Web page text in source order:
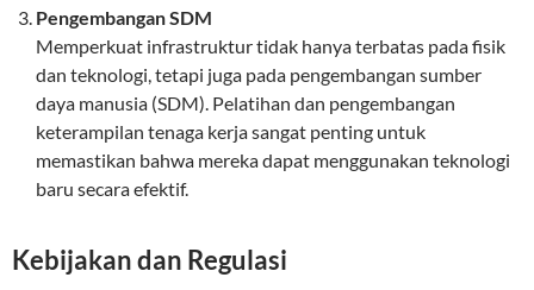
Pengembangan SDM
Memperkuat infrastruktur tidak hanya terbatas pada fisik
dan teknologi, tetapi juga pada pengembangan sumber
daya manusia (SDM). Pelatihan dan pengembangan
keterampilan tenaga kerja sangat penting untuk
memastikan bahwa mereka dapat menggunakan teknologi
baru secara efektif.
Kebijakan dan Regulasi